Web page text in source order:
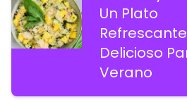
Un Plato
Delicioso
Verano